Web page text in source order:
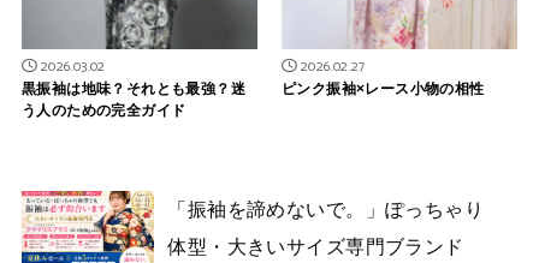
2026.03.02
黒振袖は地味？それとも最強？迷
う人のための完全ガイド
2026.02.27
ピンク振袖×レース小物の相性
「振袖を諦めないで。」ぽっちゃり
体型・大きいサイズ専門ブランド